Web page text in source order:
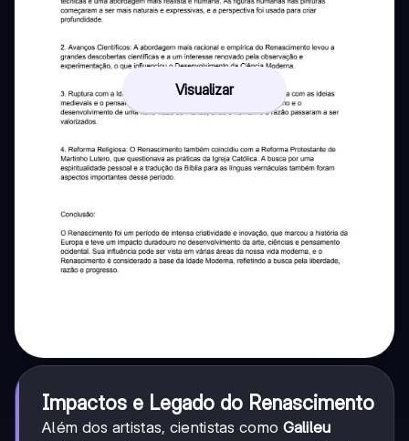
Visualizar
Impactos e Legado do Renascimento
Além dos artistas, cientistas como Galileu